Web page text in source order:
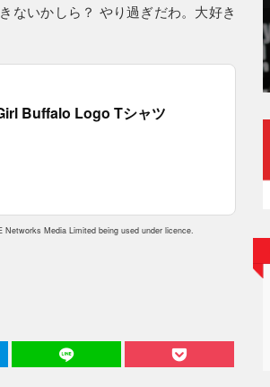
ないかしら？ やり過ぎだわ。大好き
Buffalo Logo Tシャツ
Media Limited being used under licence.